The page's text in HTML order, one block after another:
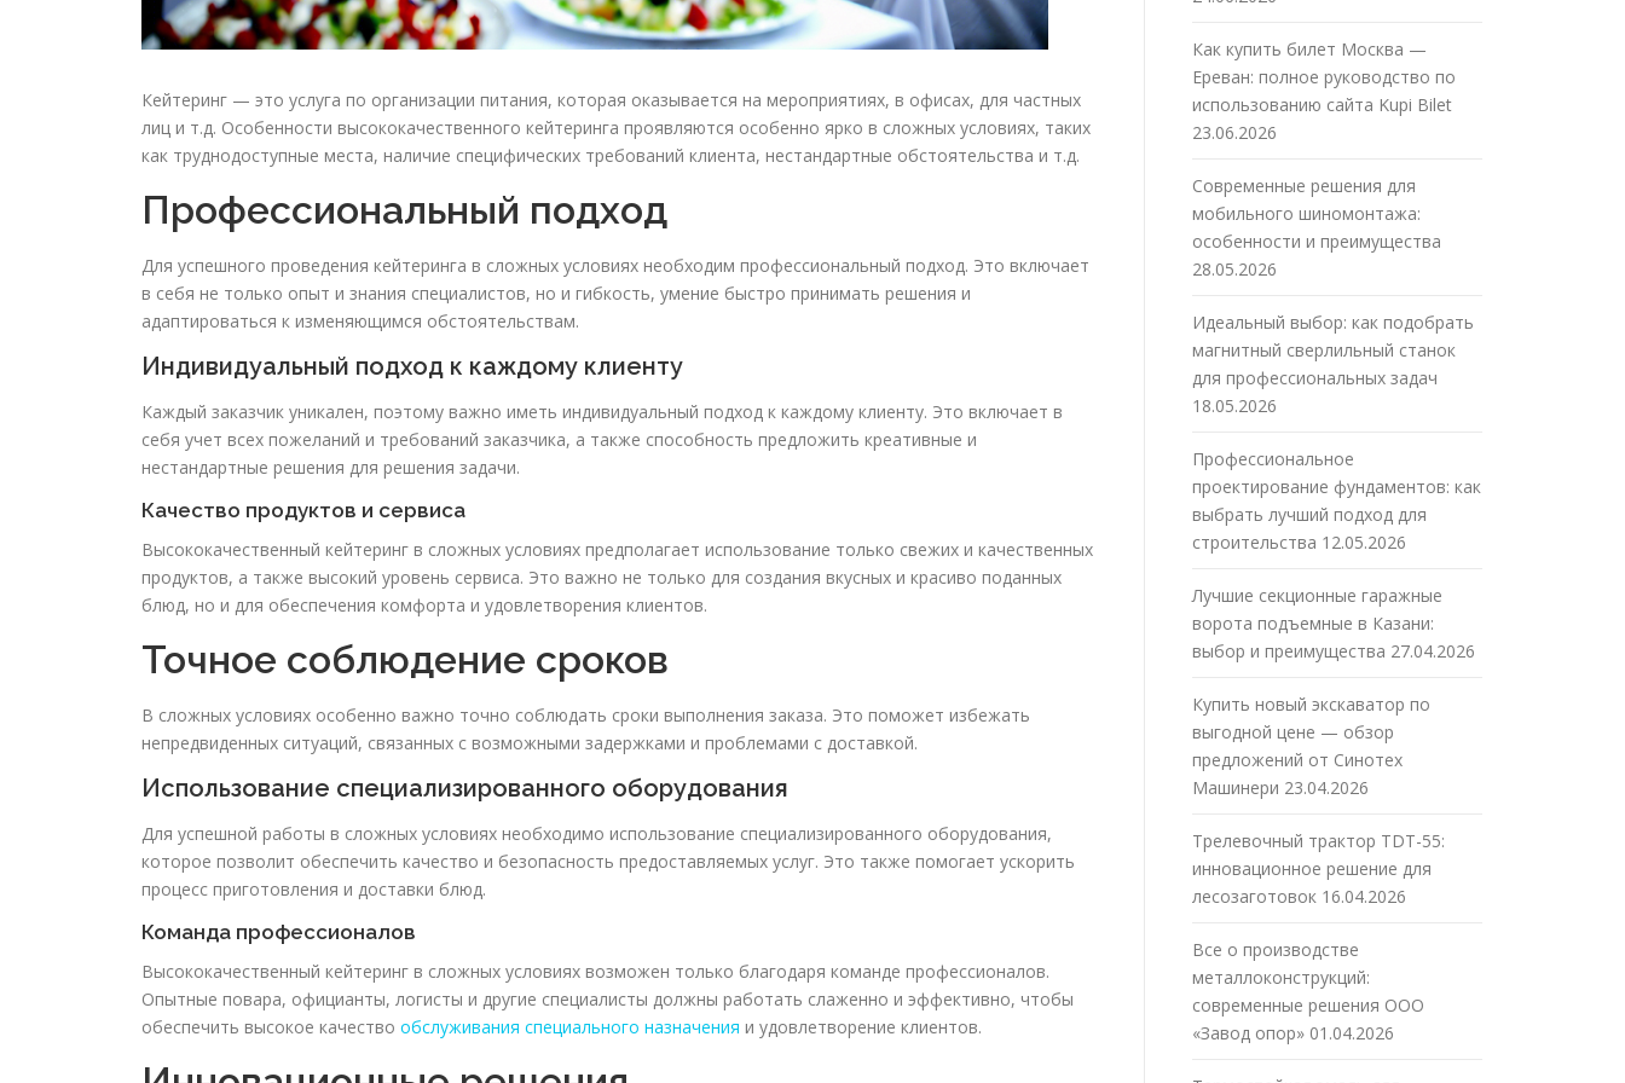
Кейтеринг — это услуга по организации питания, которая оказывается на мероприятиях, в офисах, для частных
лиц и т.д. Особенности высококачественного кейтеринга проявляются особенно ярко в сложных условиях, таких
как труднодоступные места, наличие специфических требований клиента, нестандартные обстоятельства и т.д.
Профессиональный подход
Для успешного проведения кейтеринга в сложных условиях необходим профессиональный подход. Это включает
в себя не только опыт и знания специалистов, но и гибкость, умение быстро принимать решения и
адаптироваться к изменяющимся обстоятельствам.
Индивидуальный подход к каждому клиенту
Каждый заказчик уникален, поэтому важно иметь индивидуальный подход к каждому клиенту. Это включает в
себя учет всех пожеланий и требований заказчика, а также способность предложить креативные и
нестандартные решения для решения задачи.
Качество продуктов и сервиса
Высококачественный кейтеринг в сложных условиях предполагает использование только свежих и качественных
продуктов, а также высокий уровень сервиса. Это важно не только для создания вкусных и красиво поданных
блюд, но и для обеспечения комфорта и удовлетворения клиентов.
Точное соблюдение сроков
В сложных условиях особенно важно точно соблюдать сроки выполнения заказа. Это поможет избежать
непредвиденных ситуаций, связанных с возможными задержками и проблемами с доставкой.
Использование специализированного оборудования
Для успешной работы в сложных условиях необходимо использование специализированного оборудования,
которое позволит обеспечить качество и безопасность предоставляемых услуг. Это также помогает ускорить
процесс приготовления и доставки блюд.
Команда профессионалов
Высококачественный кейтеринг в сложных условиях возможен только благодаря команде профессионалов.
Опытные повара, официанты, логисты и другие специалисты должны работать слаженно и эффективно, чтобы
обеспечить высокое качество обслуживания специального назначения и удовлетворение клиентов.
Как купить билет Москва —
Ереван: полное руководство по
использованию сайта Kupi Bilet
23.06.2026
Современные решения для
мобильного шиномонтажа:
особенности и преимущества
28.05.2026
Идеальный выбор: как подобрать
магнитный сверлильный станок
для профессиональных задач
18.05.2026
Профессиональное
проектирование фундаментов: как
выбрать лучший подход для
строительства 12.05.2026
Лучшие секционные гаражные
ворота подъемные в Казани:
выбор и преимущества 27.04.2026
Купить новый экскаватор по
выгодной цене — обзор
предложений от Синотех
Машинери 23.04.2026
Трелевочный трактор TDT-55:
инновационное решение для
лесозаготовок 16.04.2026
Все о производстве
металлоконструкций:
современные решения ООО
«Завод опор» 01.04.2026